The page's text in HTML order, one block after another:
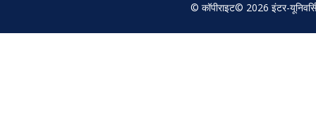
© कॉपीराइट© 2026 इंटर-